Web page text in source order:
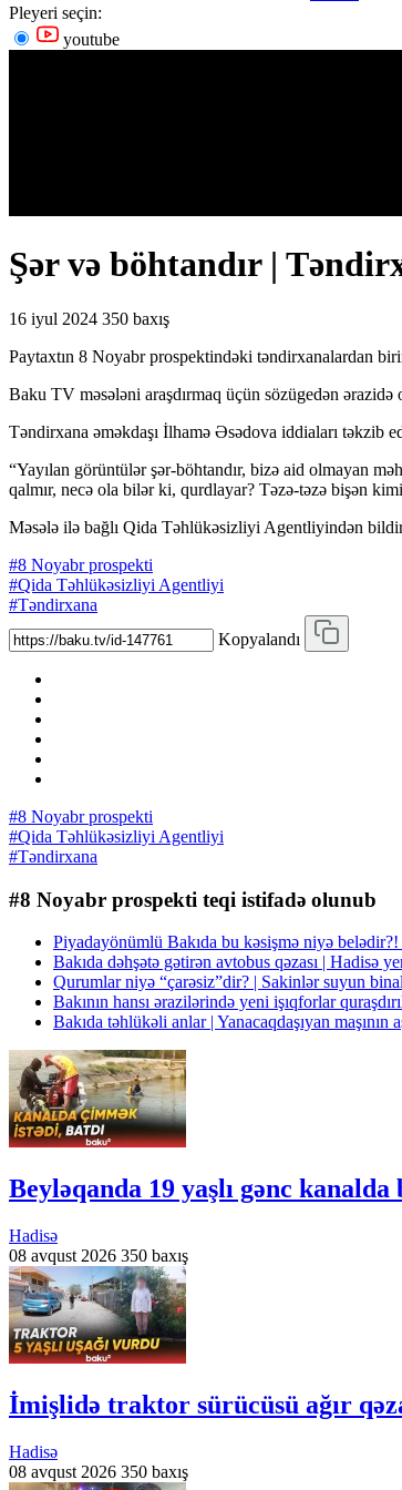
Pleyeri seçin:
youtube
Şər və böhtandır |
16 iyul 2024 350 baxış
Paytaxtın 8 Noyabr prospektindəki təndirxanalardan
Baku TV məsələni araşdırmaq üçün sözügedən ərazidə
Təndirxana əməkdaşı İlhamə Əsədova iddiaları təkzib
“Yayılan görüntülər şər-böhtandır, bizə aid olmayan
qalmır, necə ola bilər ki, qurdlayar? Təzə-təzə bişən kimi
Məsələ ilə bağlı Qida Təhlükəsizliyi Agentliyindən
#8 Noyabr prospekti
#Qida Təhlükəsizliyi Agentliyi
#Təndirxana
Kopyalandı
#8 Noyabr prospekti
#Qida Təhlükəsizliyi Agentliyi
#Təndirxana
#8 Noyabr prospekti teqi istifadə olunub
Piyadayönümlü Bakıda bu kəsişmə niyə
Bakıda dəhşətə gətirən avtobus qəzası | Hadisə
Qurumlar niyə “çarəsiz”dir? | Sakinlər suyun
Bakının hansı ərazilərində yeni işıqforlar
Bakıda təhlükəli anlar | Yanacaqdaşıyan maşının
Beyləqanda 19 yaşlı gənc
Hadisə
08 avqust 2026 350 baxış
İmişlidə traktor sürücüsü ağır
Hadisə
08 avqust 2026 350 baxış